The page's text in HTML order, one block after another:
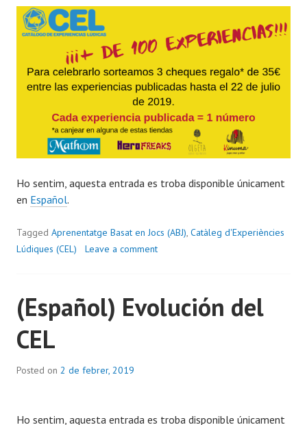
e
a
r
a
m
é
Ho sentim, aquesta entrada es troba disponible únicament
en Español.
Tagged Aprenentatge Basat en Jocs (ABJ), Catàleg d'Experiències
Lúdiques (CEL)
Leave a comment
(Español) Evolución del
CEL
Posted on 2 de febrer, 2019
l
Ho sentim, aquesta entrada es troba disponible únicament